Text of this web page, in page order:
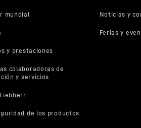
No tenemos influencia sobre el
para la transmisión de datos a
YouTube de forma individual en el
también puede seleccionar
que otorgará su consentimiento a las
en el futuro.
en cualquier momento con efecto
sus datos; para ello, desmarque el